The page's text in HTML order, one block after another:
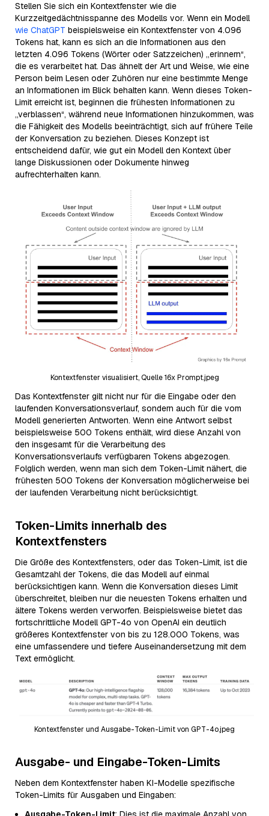
Stellen Sie sich ein Kontextfenster wie die
Kurzzeitgedächtnisspanne des Modells vor. Wenn ein Modell
wie ChatGPT beispielsweise ein Kontextfenster von 4.096
Tokens hat, kann es sich an die Informationen aus den
letzten 4.096 Tokens (Wörter oder Satzzeichen) „erinnern“,
die es verarbeitet hat. Das ähnelt der Art und Weise, wie eine
Person beim Lesen oder Zuhören nur eine bestimmte Menge
an Informationen im Blick behalten kann. Wenn dieses Token-
Limit erreicht ist, beginnen die frühesten Informationen zu
„verblassen“, während neue Informationen hinzukommen, was
die Fähigkeit des Modells beeinträchtigt, sich auf frühere Teile
der Konversation zu beziehen. Dieses Konzept ist
entscheidend dafür, wie gut ein Modell den Kontext über
lange Diskussionen oder Dokumente hinweg
aufrechterhalten kann.
Kontextfenster visualisiert, Quelle 16x Prompt.jpeg
Das Kontextfenster gilt nicht nur für die Eingabe oder den
laufenden Konversationsverlauf, sondern auch für die vom
Modell generierten Antworten. Wenn eine Antwort selbst
beispielsweise 500 Tokens enthält, wird diese Anzahl von
den insgesamt für die Verarbeitung des
Konversationsverlaufs verfügbaren Tokens abgezogen.
Folglich werden, wenn man sich dem Token-Limit nähert, die
frühesten 500 Tokens der Konversation möglicherweise bei
der laufenden Verarbeitung nicht berücksichtigt.
Token-Limits innerhalb des
Kontextfensters
Die Größe des Kontextfensters, oder das Token-Limit, ist die
Gesamtzahl der Tokens, die das Modell auf einmal
berücksichtigen kann. Wenn die Konversation dieses Limit
überschreitet, bleiben nur die neuesten Tokens erhalten und
ältere Tokens werden verworfen. Beispielsweise bietet das
fortschrittliche Modell GPT-4o von OpenAI ein deutlich
größeres Kontextfenster von bis zu 128.000 Tokens, was
eine umfassendere und tiefere Auseinandersetzung mit dem
Text ermöglicht.
Kontextfenster und Ausgabe-Token-Limit von GPT-4o.jpeg
Ausgabe- und Eingabe-Token-Limits
Neben dem Kontextfenster haben KI-Modelle spezifische
Token-Limits für Ausgaben und Eingaben: